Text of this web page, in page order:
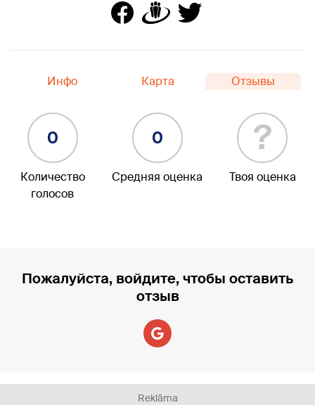
Инфо Карта Отзывы
0
Количество
голосов
0
Средняя оценка
?
Твоя оценка
Пожалуйста, войдите, чтобы оставить
отзыв
Reklāma